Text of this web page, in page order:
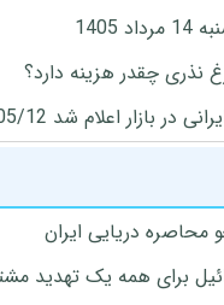
چقدر هزینه دارد؟
بازار اعلام شد 1405/05/12
محاصره دریایی ایران
برای همه یک تهدید